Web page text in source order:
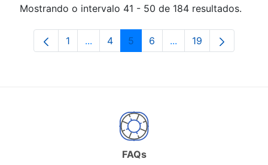
Mostrando o intervalo 41 - 50 de 184 resultados.
Páxina
1 ...Páxinas intermedias Use pestaña para
Páxina
4 Páxina
5 Páxina
6 ...Páxinas intermedias
Páxina
19
FAQs